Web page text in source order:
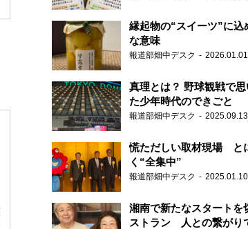
縁起物の“スイーツ”に込
な意味
報道部畑中デスク 2026.01.01
真理とは？ 野球観戦で思
た少年時代のできごと
報道部畑中デスク 2025.09.13
慌ただしい取材現場 と
く“全集中”
報道部畑中デスク 2025.01.10
湘南で新たなスタートを
ストラン 人との繋がり